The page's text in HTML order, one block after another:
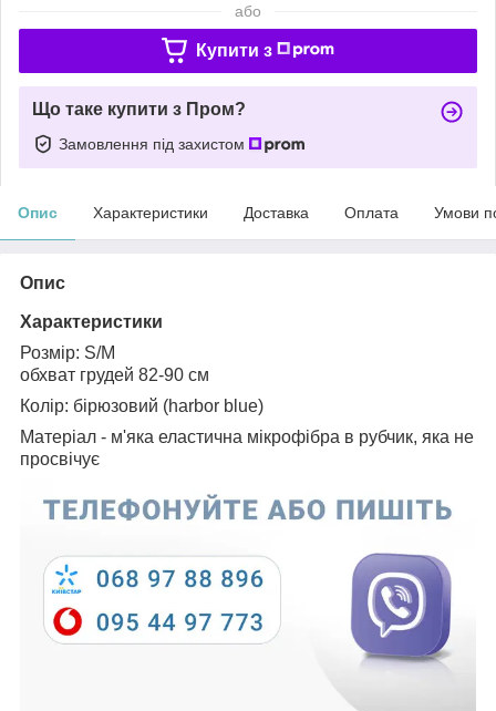
або
Купити з
Що таке купити з Пром?
Замовлення під захистом
Опис Характеристики Доставка Оплата Умови
Опис
Характеристики
Розмір: S/M
обхват грудей 82-90 см
Колір: бірюзовий (harbor blue)
Матеріал - м'яка еластична мікрофібра в рубчик, яка не
просвічує